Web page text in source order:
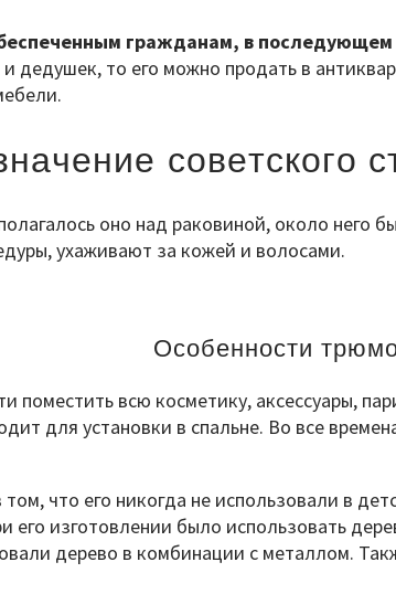
гражданам, в последующем
дедушек, то его можно продать в
советского
оно над раковиной, около него
ухаживают за кожей и волосами.
Особенности
поместить всю косметику, аксессуары,
для установки в спальне. Во все
что его никогда не использовали в
изготовлении было использовать
дерево в комбинации с металлом.